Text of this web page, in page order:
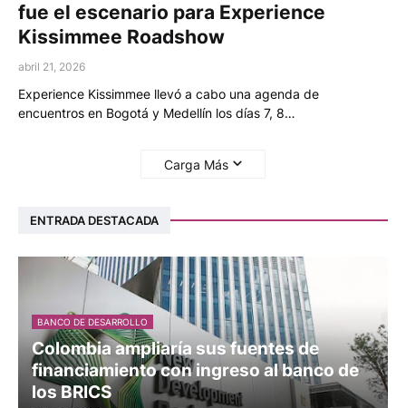
fue el escenario para Experience
Kissimmee Roadshow
abril 21, 2026
Experience Kissimmee llevó a cabo una agenda de
encuentros en Bogotá y Medellín los días 7, 8…
Carga Más
ENTRADA DESTACADA
BANCO DE DESARROLLO
Colombia ampliaría sus fuentes de
financiamiento con ingreso al banco de
los BRICS